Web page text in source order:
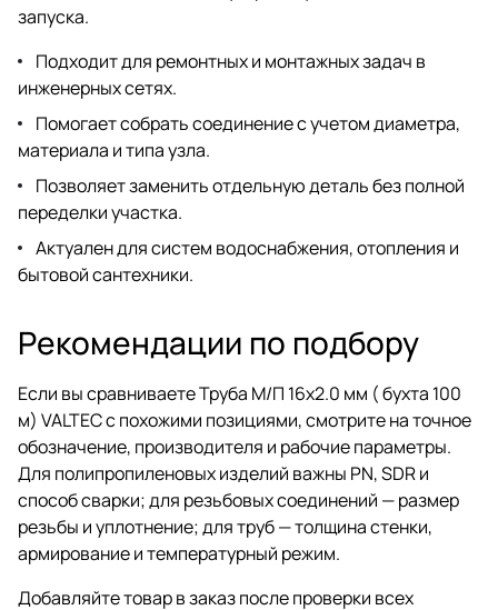
запуска.
Подходит для ремонтных и монтажных задач в
инженерных сетях.
Помогает собрать соединение с учетом диаметра,
материала и типа узла.
Позволяет заменить отдельную деталь без полной
переделки участка.
Актуален для систем водоснабжения, отопления и
бытовой сантехники.
Рекомендации по подбору
Если вы сравниваете Труба М/П 16х2.0 мм ( бухта 100
м) VALTEC с похожими позициями, смотрите на точное
обозначение, производителя и рабочие параметры.
Для полипропиленовых изделий важны PN, SDR и
способ сварки; для резьбовых соединений — размер
резьбы и уплотнение; для труб — толщина стенки,
армирование и температурный режим.
Добавляйте товар в заказ после проверки всех